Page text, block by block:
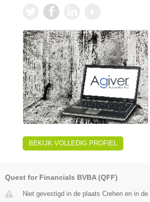
BEKIJK VOLLEDIG PROFIEL
Quest for Financials BVBA (QFF)
Niet gevestigd in de plaats Crehen en in